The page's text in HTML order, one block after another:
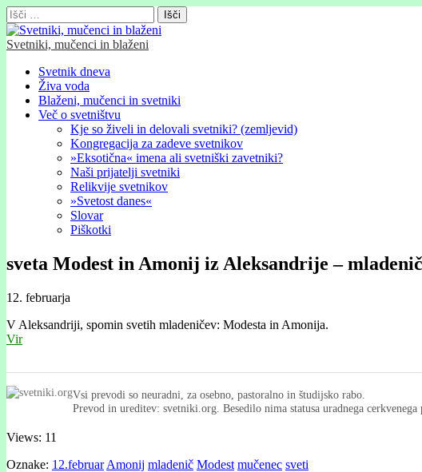
Išči:
Svetniki, mučenci in blaženi
Glavni
meni
Skip
content
Svetnik dneva
Živa voda
Blaženi, mučenci in svetniki
Več o svetništvu
Kje so živeli in delovali svetniki? (zemljevid)
Kongregacija za zadeve svetnikov
»Eksotična« imena ali svetniški zavetniki?
Naši prijatelji svetniki
Relikvije svetnikov
»Svetost danes«
Slovar
Piškotki
sveta Modest in Amonij iz Aleksandrije –
12. februarja
V Aleksandriji, spomin svetih mladeničev: Modesta in Amonija.
Vir
Vsi prevodi so neuradni, za osebno, pastoralno in študijsko rabo.
Prevod in ureditev: svetniki.org. Besedilo nima statusa uradnega cerkvenega
Views: 11
Oznake: 12.februar Amonij mladenič Modest mučenec sveti